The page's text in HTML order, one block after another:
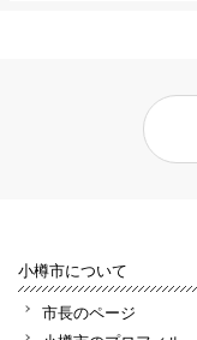
小樽市について
市長のページ